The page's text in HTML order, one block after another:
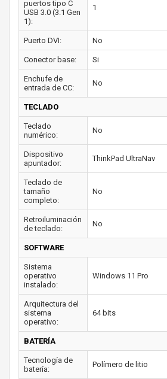
puertos tipo C
USB 3.0 (3.1 Gen
1):
1
Puerto DVI: No
Conector base: Si
Enchufe de
entrada de CC:
No
TECLADO
Teclado
numérico:
No
Dispositivo
apuntador:
ThinkPad UltraNav
Teclado de
tamaño
completo:
No
Retroiluminación
de teclado:
No
SOFTWARE
Sistema
operativo
instalado:
Windows 11 Pro
Arquitectura del
sistema
operativo:
64 bits
BATERÍA
Tecnología de
batería:
Polímero de litio